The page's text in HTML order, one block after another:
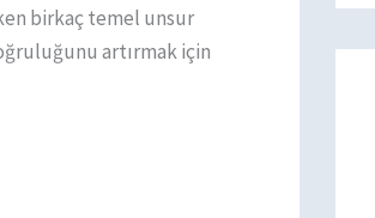
birkaç temel unsur
artırmak için